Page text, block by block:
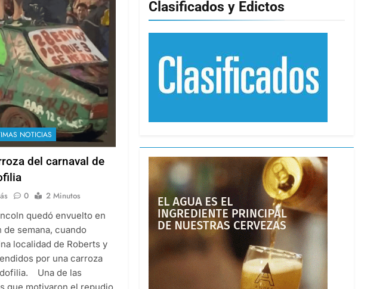
NOTICIAS
del carnaval de
0
2 Minutos
quedó envuelto en
semana, cuando
localidad de Roberts y
por una carroza
Una de las
Clasificados y Edictos